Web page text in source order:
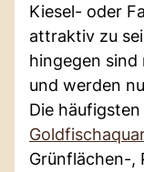
Kiesel- oder
attraktiv zu
hingegen sind
und werden
Die
Grünflächen-,